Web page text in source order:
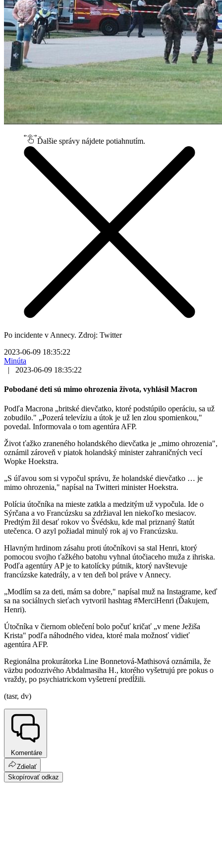
Ďalšie správy nájdete potiahnutím.
Po incidente v Annecy. Zdroj: Twitter
2023-06-09 18:35:22
Minúta
|
2023-06-09 18:35:22
Pobodané deti sú mimo ohrozenia života, vyhlásil Macron
Podľa Macrona „britské dievčatko, ktoré podstúpilo operáciu, sa už
zobudilo." „Pozerá televíziu a útok je už len zlou spomienkou,"
povedal. Informovala o tom agentúra AFP.
Život ťažko zraneného holandského dievčatka je „mimo ohrozenia",
oznámil zároveň v piatok holandský minister zahraničných vecí
Wopke Hoekstra.
„S úľavou som si vypočul správu, že holandské dievčatko … je
mimo ohrozenia," napísal na Twitteri minister Hoekstra.
Polícia útočníka na mieste zatkla a medzitým už vypočula. Ide o
Sýrčana a vo Francúzsku sa zdržiaval len niekoľko mesiacov.
Predtým žil desať rokov vo Švédsku, kde mal priznaný štatút
utečenca. O azyl požiadal minulý rok aj vo Francúzsku.
Hlavným hrdinom zásahu proti útočníkovi sa stal Henri, ktorý
pomocou svojho ťažkého batohu vyhnal útočiaceho muža z ihriska.
Podľa agentúry AP je to katolícky pútnik, ktorý navštevuje
francúzske katedrály, a v ten deň bol práve v Annecy.
„Modlím sa za deti, mám sa dobre," napísal muž na Instagrame, keď
sa na sociálnych sieťach vytvoril hashtag #MerciHenri (Ďakujem,
Henri).
Útočníka v čiernom oblečení bolo počuť kričať „v mene Ježiša
Krista" podľa náhodného videa, ktoré mala možnosť vidieť
agentúra AFP.
Regionálna prokurátorka Line Bonnetová-Mathisová oznámila, že
väzbu podozrivého Abdalmasiha H., ktorého vyšetrujú pre pokus o
vraždy, po psychiatrickom vyšetrení predĺžili.
(tasr, dv)
Komentáre
Zdielať
Skopírovať odkaz